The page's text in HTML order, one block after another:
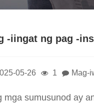
-iingat ng pag -
05-26 1 Mag-
mga sumusunod ay